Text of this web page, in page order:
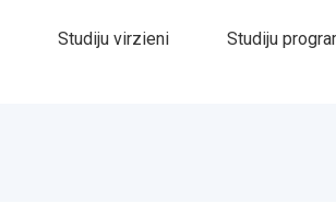
Studiju virzieni Studiju